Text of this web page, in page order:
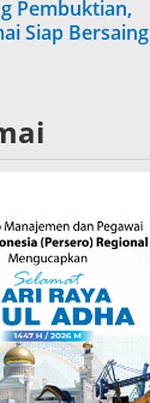
Pembuktian,
Siap Bersaing